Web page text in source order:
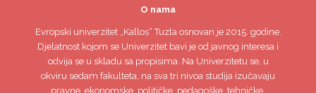
O nama
Evropski univerzitet„Kallos“ Tuzla osnovan je 2015. godine.
Djelatnost kojom se Univerzitet bavi je od javnog interesa i
odvija se u skladu sa propisima. Na Univerzitetu se, u
okviru sedam fakulteta, na sva tri nivoa studija izučavaju
pravne, ekonomske, političke, pedagoške, tehničke,